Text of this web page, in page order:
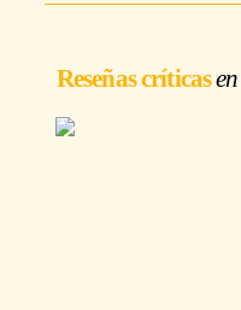
Reseñas críticas